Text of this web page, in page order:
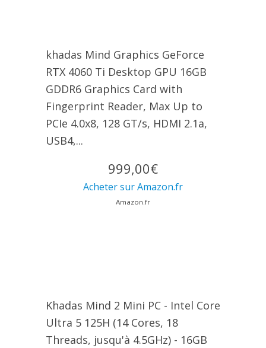
khadas Mind Graphics GeForce
RTX 4060 Ti Desktop GPU 16GB
GDDR6 Graphics Card with
Fingerprint Reader, Max Up to
PCIe 4.0x8, 128 GT/s, HDMI 2.1a,
USB4,...
999,00€
Acheter sur Amazon.fr
Amazon.fr
Khadas Mind 2 Mini PC - Intel Core
Ultra 5 125H (14 Cores, 18
Threads, jusqu'à 4.5GHz) - 16GB